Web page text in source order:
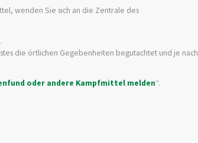
wenden Sie sich an die Zentrale des
die örtlichen Gegebenheiten begutachtet und je nach
oder andere Kampfmittel melden“.